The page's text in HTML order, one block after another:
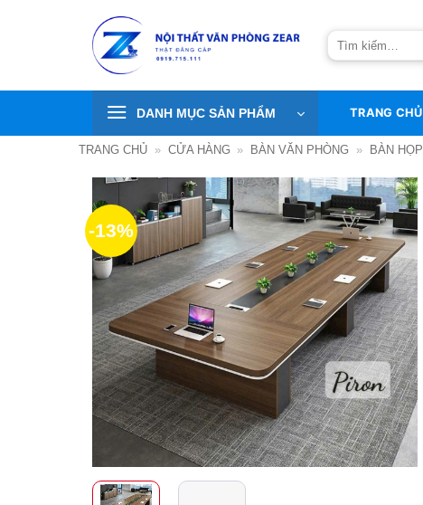
Tìm
kiếm:
DANH MỤC SẢN PHẨM TRANG CHỦ
TRANG CHỦ » CỬA HÀNG » BÀN VĂN PHÒNG » BÀN HỌP
-13%